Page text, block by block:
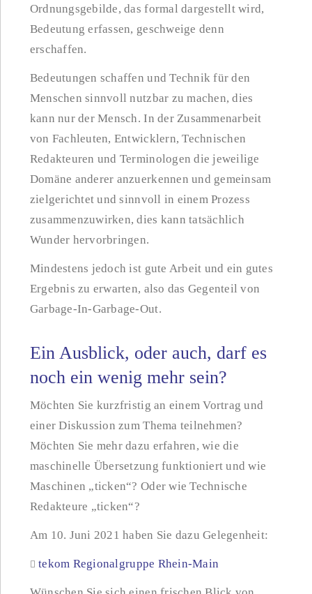
Ordnungsgebilde, das formal dargestellt wird,
Bedeutung erfassen, geschweige denn
erschaffen.
Bedeutungen schaffen und Technik für den
Menschen sinnvoll nutzbar zu machen, dies
kann nur der Mensch. In der Zusammenarbeit
von Fachleuten, Entwicklern, Technischen
Redakteuren und Terminologen die jeweilige
Domäne anderer anzuerkennen und gemeinsam
zielgerichtet und sinnvoll in einem Prozess
zusammenzuwirken, dies kann tatsächlich
Wunder hervorbringen.
Mindestens jedoch ist gute Arbeit und ein gutes
Ergebnis zu erwarten, also das Gegenteil von
Garbage-In-Garbage-Out.
Ein Ausblick, oder auch, darf es
noch ein wenig mehr sein?
Möchten Sie kurzfristig an einem Vortrag und
einer Diskussion zum Thema teilnehmen?
Möchten Sie mehr dazu erfahren, wie die
maschinelle Übersetzung funktioniert und wie
Maschinen „ticken“? Oder wie Technische
Redakteure „ticken“?
Am 10. Juni 2021 haben Sie dazu Gelegenheit:
tekom Regionalgruppe Rhein-Main